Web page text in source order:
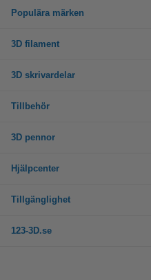
Populära märken
3D filament
3D skrivardelar
Tillbehör
3D pennor
Hjälpcenter
Tillgänglighet
123-3D.se